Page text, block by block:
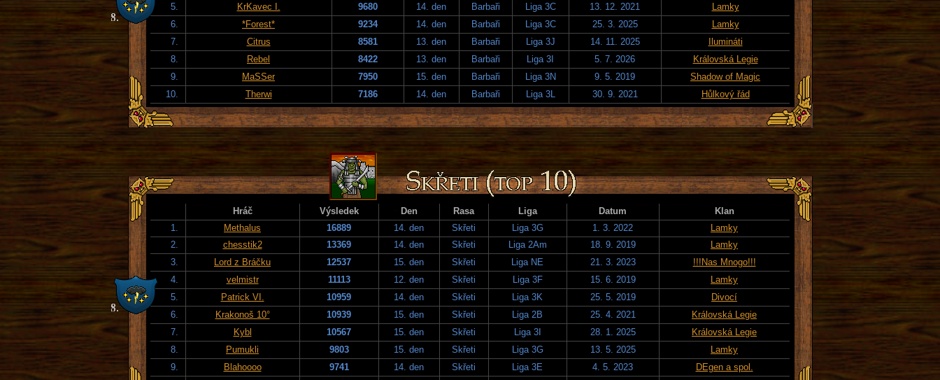
5.
KrKavec I. 9680 14. den Barbaři Liga 3C 13. 12. 2021
Lamky
6.
*Forest* 9234 14. den Barbaři Liga 3C 25. 3. 2025
Lamky
7.
Citrus 8581 13. den Barbaři Liga 3J 14. 11. 2025
Ilumináti
8.
Rebel 8422 13. den Barbaři Liga 3I 5. 7. 2026
Královská Legie
9.
MaSSer 7950 15. den Barbaři Liga 3N 9. 5. 2019
Shadow of Magic
10.
Therwi 7186 14. den Barbaři Liga 3L 30. 9. 2021 Hůlkový řád
Hráč Výsledek Den Rasa Liga Datum
Klan
1.
Methalus 16889 14. den Skřeti Liga 3G 1. 3. 2022
Lamky
2.
chesstik2 13369 14. den Skřeti Liga 2Am 18. 9. 2019
Lamky
3.
Lord z Bráčku 12537 15. den Skřeti Liga NE 21. 3. 2023
!!!Nas Mnogo!!!
4.
velmistr 11113 12. den Skřeti Liga 3F 15. 6. 2019
Lamky
5.
Patrick VI. 10959 14. den Skřeti Liga 3K 25. 5. 2019
Divocí
6.
Krakonoš 10° 10939 15. den Skřeti Liga 2B 25. 4. 2021
Královská Legie
7.
Kybl 10567 15. den Skřeti Liga 3I 28. 1. 2025
Královská Legie
8.
Pumukli 9803 15. den Skřeti Liga 3G 13. 5. 2025
Lamky
9.
Blahoooo 9741 14. den Skřeti Liga 3E 4. 5. 2023
DEgen a spol.